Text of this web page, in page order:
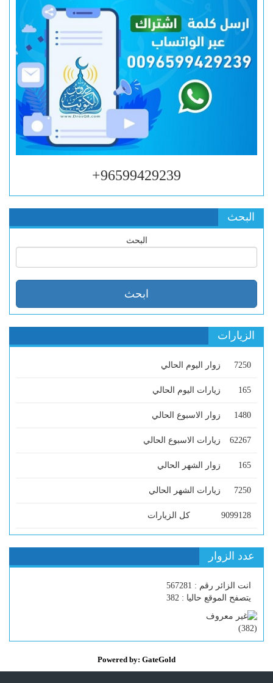
96599429239+
البحث
البحث
الزيارات
7250 زوار اليوم الحالي
165 زيارات اليوم الحالي
1480 زوار الاسبوع الحالي
62267 زيارات الاسبوع الحالي
165 زوار الشهر الحالي
7250 زيارات الشهر الحالي
9099128 كل الزيارات
عدد الزوار
انت الزائر رقم : 567281
يتصفح الموقع حاليا : 382
(
382
)
Powered by: GateGold